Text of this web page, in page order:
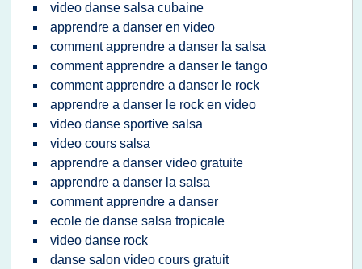
video danse salsa cubaine
apprendre a danser en video
comment apprendre a danser la salsa
comment apprendre a danser le tango
comment apprendre a danser le rock
apprendre a danser le rock en video
video danse sportive salsa
video cours salsa
apprendre a danser video gratuite
apprendre a danser la salsa
comment apprendre a danser
ecole de danse salsa tropicale
video danse rock
danse salon video cours gratuit